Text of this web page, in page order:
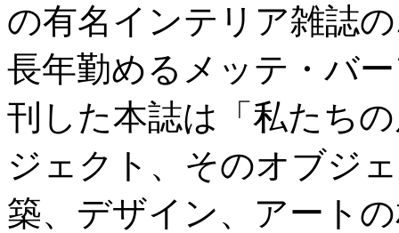
の有名インテリア雑誌
長年勤めるメッテ・バ
刊した本誌は「私たち
ジェクト、そのオブジ
築、デザイン、アート